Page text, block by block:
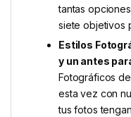
tantas
siete objetivos
Estilos
y un antes
Fotográficos
esta vez con
tus fotos